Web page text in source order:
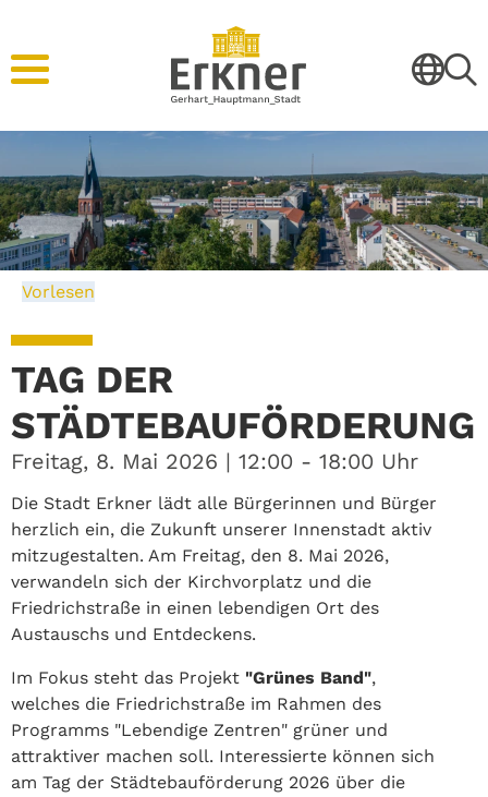
Vorlesen
TAG DER
STÄDTEBAUFÖRDERUNG
Freitag, 8. Mai 2026 | 12:00 - 18:00 Uhr
Die Stadt Erkner lädt alle Bürgerinnen und Bürger
herzlich ein, die Zukunft unserer Innenstadt aktiv
mitzugestalten. Am Freitag, den 8. Mai 2026,
verwandeln sich der Kirchvorplatz und die
Friedrichstraße in einen lebendigen Ort des
Austauschs und Entdeckens.
Im Fokus steht das Projekt "Grünes Band",
welches die Friedrichstraße im Rahmen des
Programms "Lebendige Zentren" grüner und
attraktiver machen soll. Interessierte können sich
am Tag der Städtebauförderung 2026 über die